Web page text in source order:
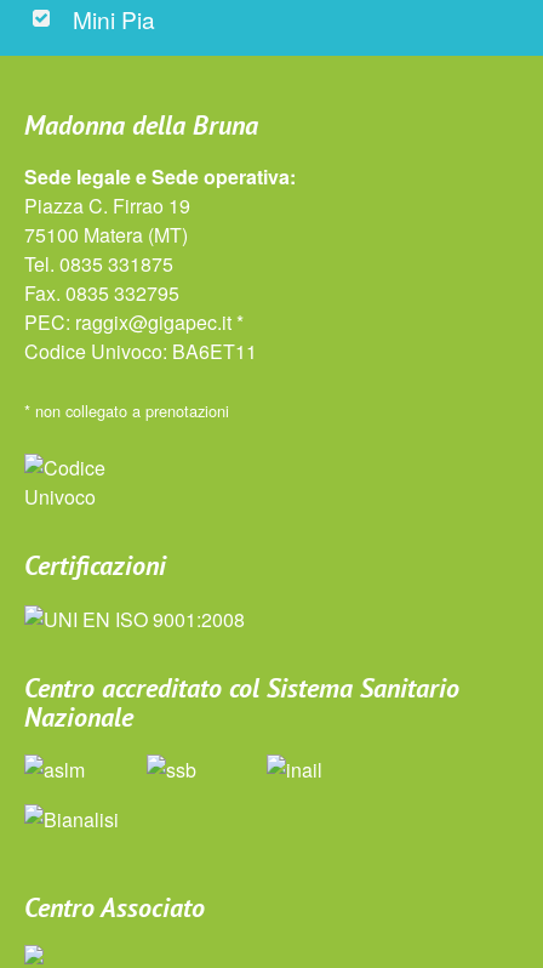
Mini Pia
Madonna della Bruna
Sede legale e Sede operativa:
Piazza C. Firrao 19
75100 Matera (MT)
Tel. 0835 331875
Fax. 0835 332795
PEC: raggix@gigapec.it *
Codice Univoco: BA6ET11
* non collegato a prenotazioni
Certificazioni
Centro accreditato col Sistema Sanitario
Nazionale
Centro Associato